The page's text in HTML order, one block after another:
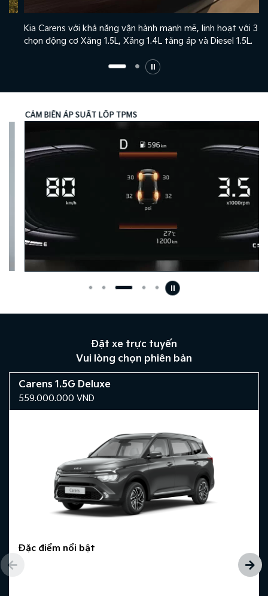
Kia Carens với khả năng vận hành mạnh mẽ, linh hoạt với 3 tuỳ
chọn động cơ Xăng 1.5L, Xăng 1.4L tăng áp và Diesel 1.5L.
CẢM BIẾN ÁP SUẤT LỐP TPMS
Đặt xe trực tuyến
Vui lòng chọn phiên bản
Carens 1.5G Deluxe
559.000.000 VND
Đặc điểm nổi bật